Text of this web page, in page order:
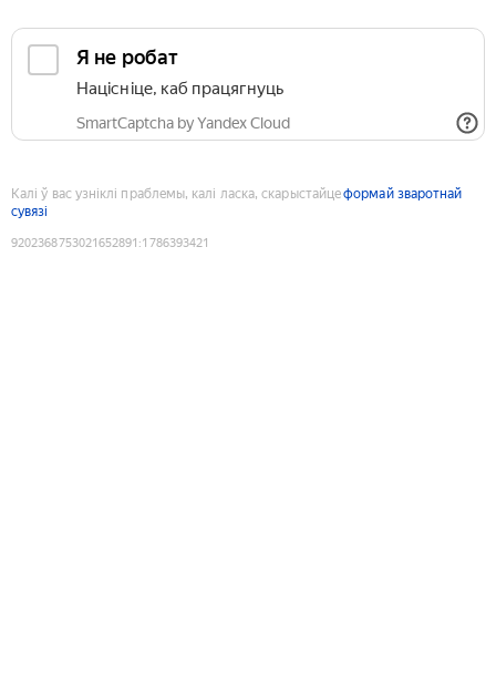
Я не робат
Націсніце, каб працягнуць
SmartCaptcha by Yandex Cloud
Калі ў вас узніклі праблемы, калі ласка, скарыстайцеформай зваротнай
сувязі
9202368753021652891 :1786393421